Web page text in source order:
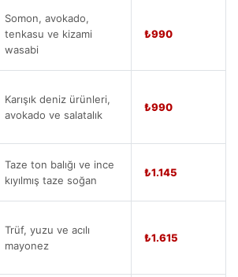
Somon, avokado,
tenkasu ve kizami
wasabi
₺990
Karışık deniz ürünleri,
avokado ve salatalık
₺990
Taze ton balığı ve ince
kıyılmış taze soğan
₺1.145
Trüf, yuzu ve acılı
mayonez
₺1.615